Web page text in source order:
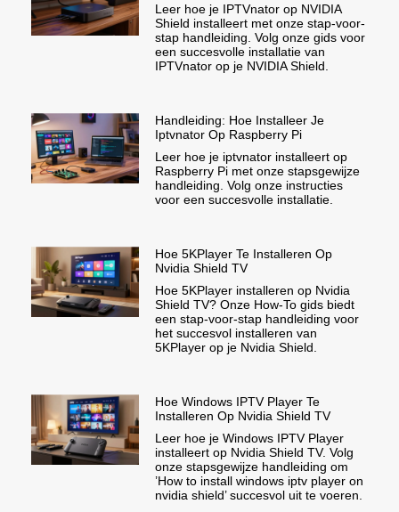
Leer hoe je IPTVnator op NVIDIA
Shield installeert met onze stap-voor-
stap handleiding. Volg onze gids voor
een succesvolle installatie van
IPTVnator op je NVIDIA Shield.
Handleiding: Hoe Installeer Je
Iptvnator Op Raspberry Pi
Leer hoe je iptvnator installeert op
Raspberry Pi met onze stapsgewijze
handleiding. Volg onze instructies
voor een succesvolle installatie.
Hoe 5KPlayer Te Installeren Op
Nvidia Shield TV
Hoe 5KPlayer installeren op Nvidia
Shield TV? Onze How-To gids biedt
een stap-voor-stap handleiding voor
het succesvol installeren van
5KPlayer op je Nvidia Shield.
Hoe Windows IPTV Player Te
Installeren Op Nvidia Shield TV
Leer hoe je Windows IPTV Player
installeert op Nvidia Shield TV. Volg
onze stapsgewijze handleiding om
’How to install windows iptv player on
nvidia shield’ succesvol uit te voeren.